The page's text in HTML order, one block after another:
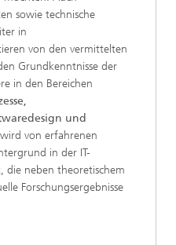
sowie technische
in
von den vermittelten
Grundkenntnisse der
in den Bereichen
und
von erfahrenen
in der IT-
die neben theoretischem
Forschungsergebnisse